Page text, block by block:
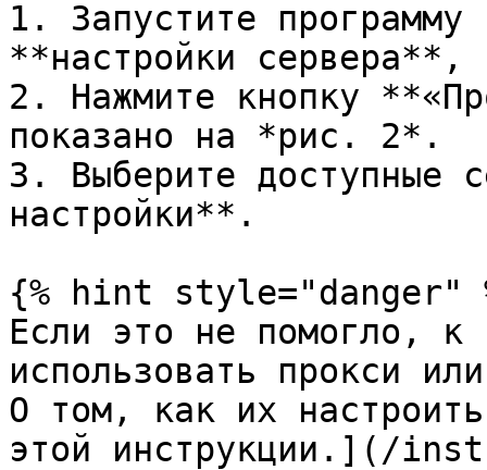
1. Запустите программу
**настройки
2. Нажмите кнопку
показано на *рис. 2*.
3. Выберите доступные
настройки**.
{% hint style="danger"
Если это не помогло, к
использовать прокси
О том, как их
этой инструкции.](/